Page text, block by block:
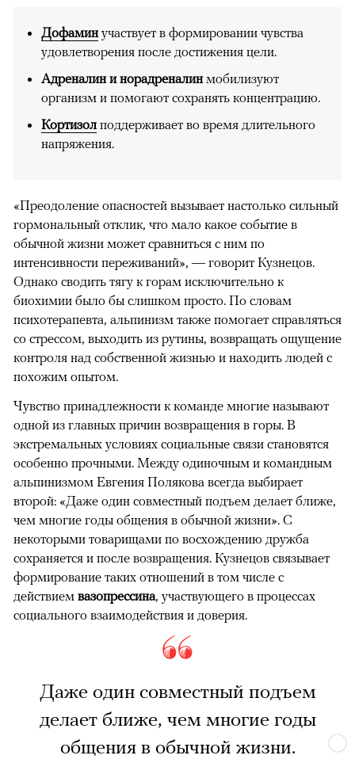
Дофаминучаствует в формировании чувства
удовлетворения после достижения цели.
Адреналин и норадреналинмобилизуют
организм и помогают сохранять концентрацию.
Кортизол поддерживает во время длительного
напряжения.
«Преодоление опасностей вызывает настолько сильный
гормональный отклик, что мало какое событие в
обычной жизни может сравниться с ним по
интенсивности переживаний», — говорит Кузнецов.
Однако сводить тягу к горам исключительно к
биохимии было бы слишком просто. По словам
психотерапевта, альпинизм также помогает справляться
со стрессом, выходить из рутины, возвращать ощущение
контроля над собственной жизнью и находить людей с
похожим опытом.
Чувство принадлежности к команде многие называют
одной из главных причин возвращения в горы. В
экстремальных условиях социальные связи становятся
особенно прочными. Между одиночным и командным
альпинизмом Евгения Полякова всегда выбирает
второй: «Даже один совместный подъем делает ближе,
чем многие годы общения в обычной жизни». С
некоторыми товарищами по восхождению дружба
сохраняется и после возвращения. Кузнецов связывает
формирование таких отношений в том числе с
действием вазопрессина, участвующего в процессах
социального взаимодействия и доверия.
Даже один совместный подъем
делает ближе, чем многие годы
общения в обычной жизни.